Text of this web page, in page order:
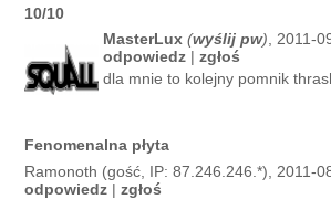
10/10
MasterLux (wyślij pw) , 2011-
odpowiedz| zgłoś
dla mnie to kolejny pomnik
Fenomenalna płyta
Ramonoth (gość, IP: 87.246.246.*), 2011-
odpowiedz |zgłoś